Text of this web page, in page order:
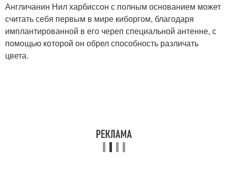
Англичанин Нил харбиссон с полным основанием может
считать себя первым в мире киборгом, благодаря
имплантированной в его череп специальной антенне, с
помощью которой он обрел способность различать
цвета.